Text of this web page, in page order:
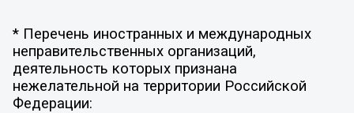
* Перечень иностранных и международных
неправительственных организаций,
деятельность которых признана
нежелательной на территории Российской
Федерации: